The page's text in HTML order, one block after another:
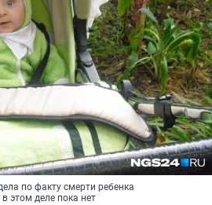
по факту смерти ребенка
этом деле пока нет